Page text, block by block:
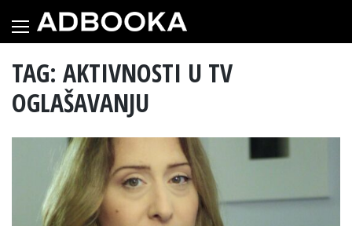
content
TAG: AKTIVNOSTI U TV
OGLAŠAVANJU